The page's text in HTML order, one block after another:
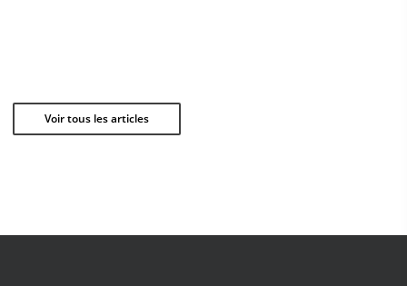
Voir tous les articles